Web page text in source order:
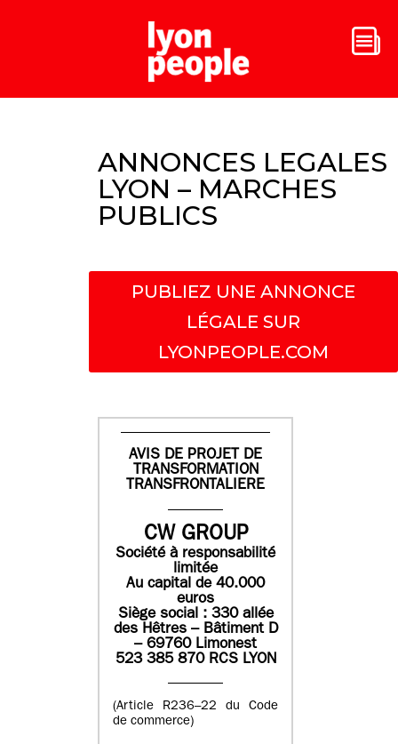
ANNONCES LEGALES
LYON – MARCHES
PUBLICS
PUBLIEZ UNE ANNONCE
LÉGALE SUR
LYONPEOPLE.COM
AVIS DE PROJET DE
TRANSFORMATION
TRANSFRONTALIERE
CW GROUP
Société à responsabilité
limitée
Au capital de 40.000
euros
Siège social : 330 allée
des Hêtres – Bâtiment D
– 69760 Limonest
523 385 870 RCS LYON
(Article R236–22 du Code
de commerce)